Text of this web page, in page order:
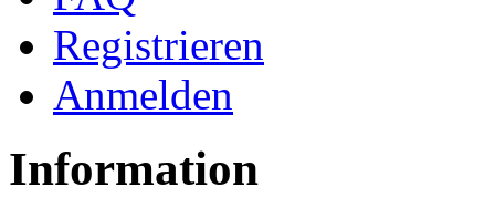
Registrieren
Anmelden
Information